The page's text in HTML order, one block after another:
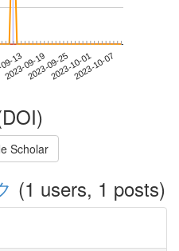
13
2023-09-192023-09-252023-10-012023-10-07
Scholar
(1 users, 1 posts)